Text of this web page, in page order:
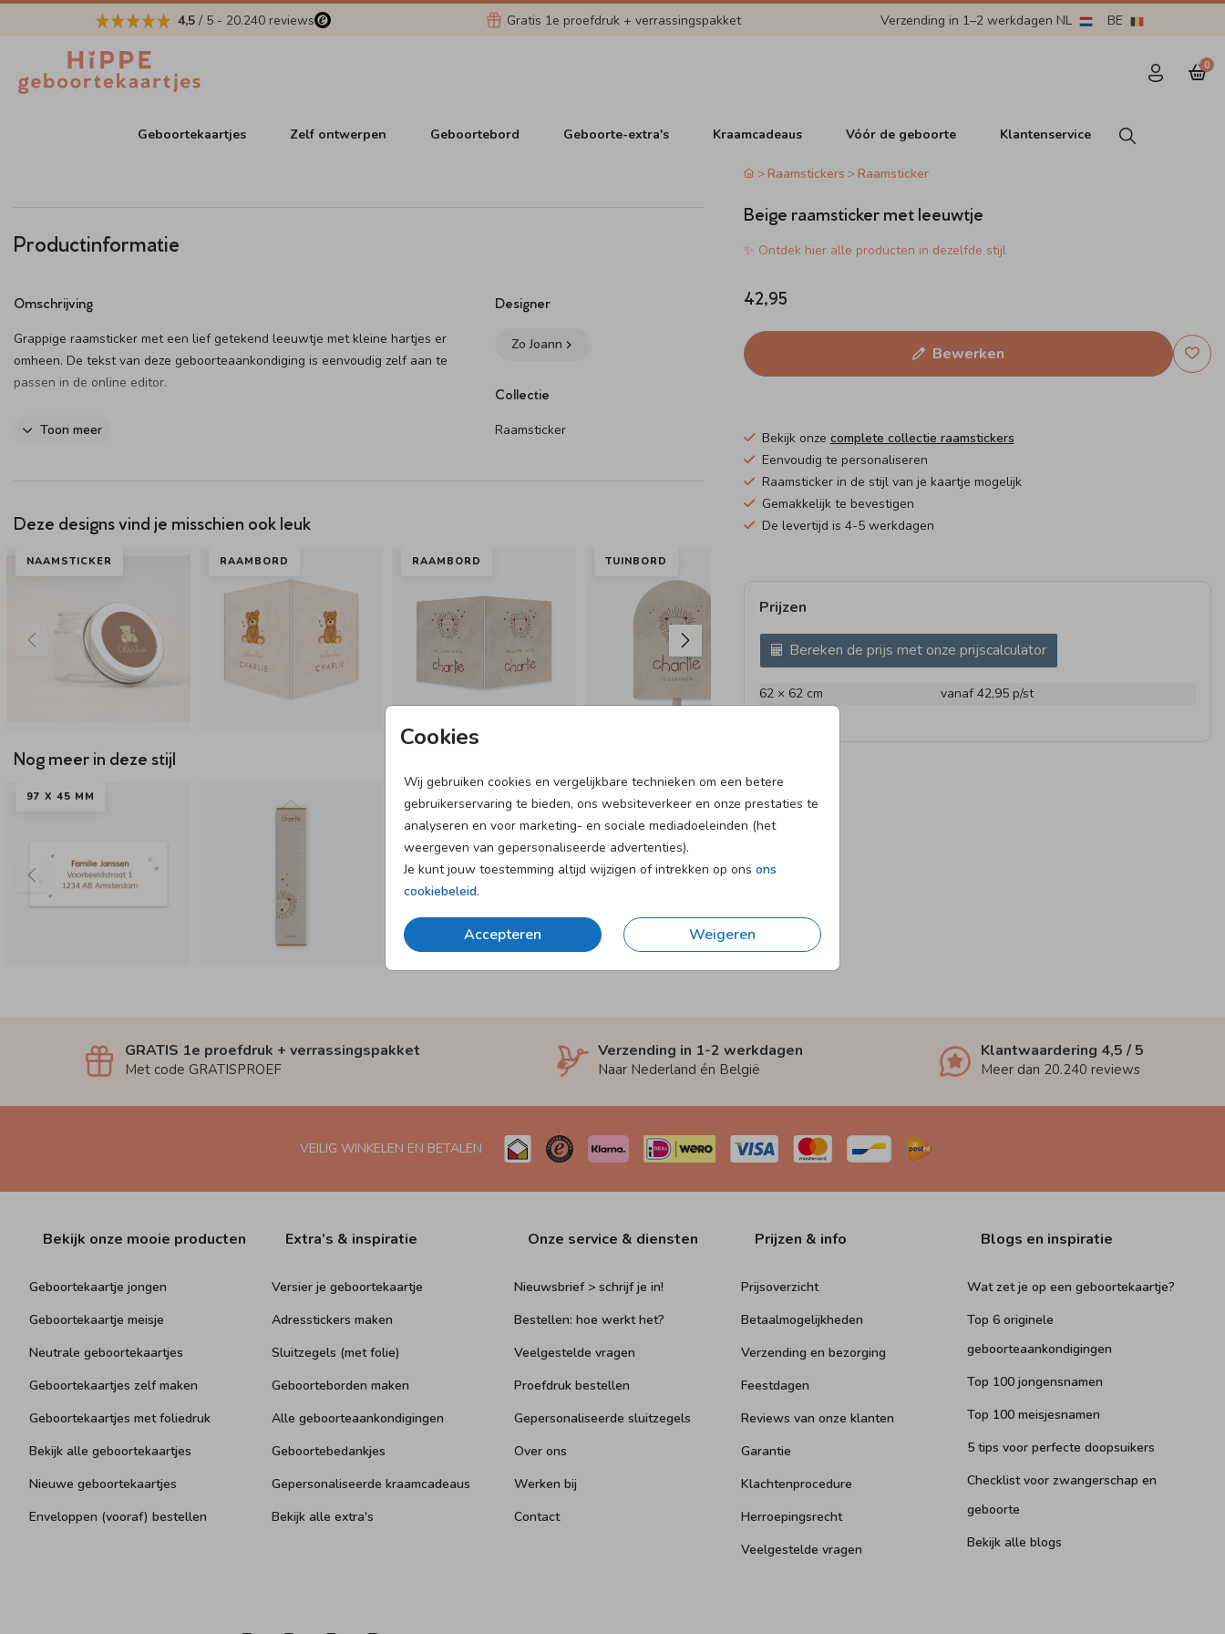
4,5 / 5 - 20.240 reviews Gratis 1e proefdruk + verrassingspakket Verzending in 1–2 werkdagen NL BE
0
Geboortekaartjes Zelf ontwerpen Geboortebord Geboorte-extra's Kraamcadeaus Vóór de geboorte Klantenservice
Cookies
Wij gebruiken cookies en vergelijkbare technieken om een betere
gebruikerservaring te bieden, ons websiteverkeer en onze prestaties te
analyseren en voor marketing- en sociale mediadoeleinden (het
weergeven van gepersonaliseerde advertenties).
Je kunt jouw toestemming altijd wijzigen of intrekken op ons ons
cookiebeleid.
Accepteren Weigeren
Productinformatie
Omschrijving
Grappige raamsticker met een lief getekend leeuwtje met kleine hartjes er
omheen. De tekst van deze geboorteaankondiging is eenvoudig zelf aan te
passen in de online editor.
Dit product maakt onderdeel uit van
Toon meer
Designer
Zo Joann
Collectie
Raamsticker
Deze designs vind je misschien ook leuk
NAAMSTICKER RAAMBORD RAAMBORD TUINBORD
Nog meer in deze stijl
97 X 45 MM BOOGKAARTJE DOOPSUIKERDOOSJE
Raamstickers Raamsticker
Beige raamsticker met leeuwtje
✨ Ontdek hier alle producten in dezelfde stijl
42,95
Bewerken
Bekijk onze complete collectie raamstickers
Eenvoudig te personaliseren
Raamsticker in de stijl van je kaartje mogelijk
Gemakkelijk te bevestigen
De levertijd is 4-5 werkdagen
Prijzen
Bereken de prijs met onze prijscalculator
62 × 62 cm vanaf 42,95 p/st
GRATIS 1e proefdruk + verrassingspakket
Met code GRATISPROEF
Verzending in 1-2 werkdagen
Naar Nederland én België
Klantwaardering 4,5 / 5
Meer dan 20.240 reviews
VEILIG WINKELEN EN BETALEN
Bekijk onze mooie producten
Geboortekaartje jongen
Geboortekaartje meisje
Neutrale geboortekaartjes
Geboortekaartjes zelf maken
Geboortekaartjes met foliedruk
Bekijk alle geboortekaartjes
Nieuwe geboortekaartjes
Enveloppen (vooraf) bestellen
Extra’s & inspiratie
Versier je geboortekaartje
Adresstickers maken
Sluitzegels (met folie)
Geboorteborden maken
Alle geboorteaankondigingen
Geboortebedankjes
Gepersonaliseerde kraamcadeaus
Bekijk alle extra's
Onze service & diensten
Nieuwsbrief > schrijf je in!
Bestellen: hoe werkt het?
Veelgestelde vragen
Proefdruk bestellen
Gepersonaliseerde sluitzegels
Over ons
Werken bij
Contact
Prijzen & info
Prijsoverzicht
Betaalmogelijkheden
Verzending en bezorging
Feestdagen
Reviews van onze klanten
Garantie
Klachtenprocedure
Herroepingsrecht
Veelgestelde vragen
Blogs en inspiratie
Wat zet je op een geboortekaartje?
Top 6 originele
geboorteaankondigingen
Top 100 jongensnamen
Top 100 meisjesnamen
5 tips voor perfecte doopsuikers
Checklist voor zwangerschap en
geboorte
Bekijk alle blogs